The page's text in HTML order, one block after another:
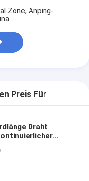
Zone, Anping-
Preis Für
Draht
mit Q235